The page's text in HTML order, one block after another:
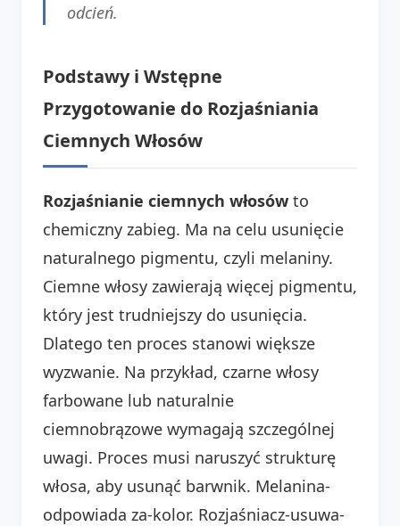
odcień.
Podstawy i Wstępne
Przygotowanie do Rozjaśniania
Ciemnych Włosów
Rozjaśnianie ciemnych włosów to
chemiczny zabieg. Ma na celu usunięcie
naturalnego pigmentu, czyli melaniny.
Ciemne włosy zawierają więcej pigmentu,
który jest trudniejszy do usunięcia.
Dlatego ten proces stanowi większe
wyzwanie. Na przykład, czarne włosy
farbowane lub naturalnie
ciemnobrązowe wymagają szczególnej
uwagi. Proces musi naruszyć strukturę
włosa, aby usunąć barwnik. Melanina-
odpowiada za-kolor. Rozjaśniacz-usuwa-